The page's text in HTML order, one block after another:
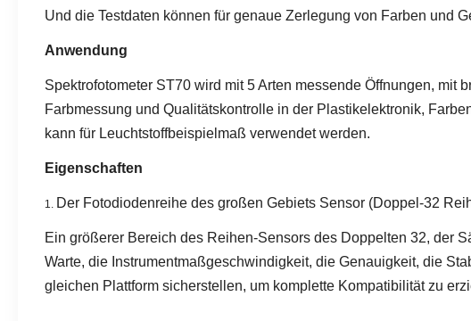
Und die Testdaten können für genaue Zerlegung von Farben und
Anwendung
Spektrofotometer ST70 wird mit 5 Arten messende Öffnungen,
Farbmessung und Qualitätskontrolle in der Plastikelektronik,
kann für Leuchtstoffbeispielmaß verwendet werden.
Eigenschaften
1. Der Fotodiodenreihe des großen Gebiets Sensor (Doppel-32
Ein größerer Bereich des Reihen-Sensors des Doppelten 32, der
Warte, die Instrumentmaßgeschwindigkeit, die Genauigkeit, die
gleichen Plattform sicherstellen, um komplette Kompatibilität zu